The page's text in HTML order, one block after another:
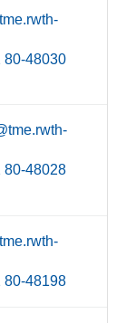
80-48030
80-48028
80-48198